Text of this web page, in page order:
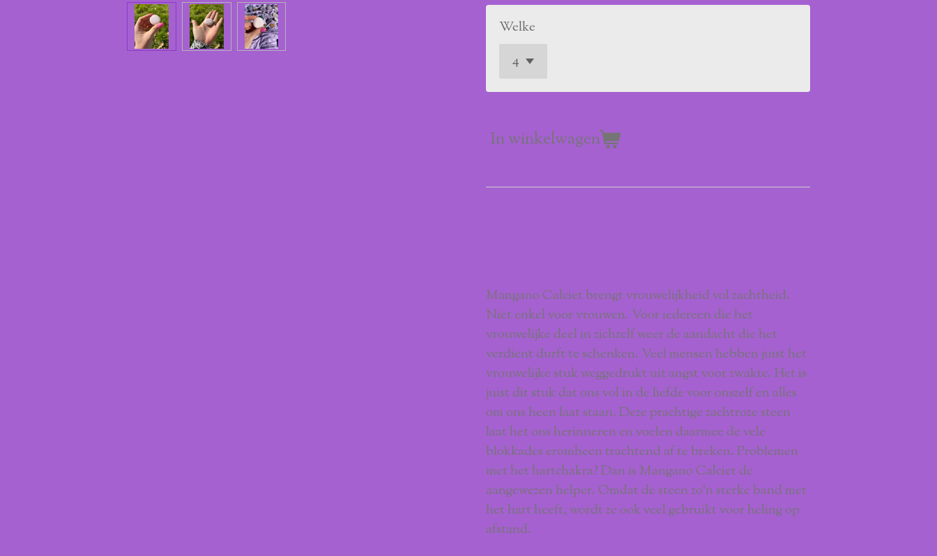
Welke
In winkelwagen
Mangano Calciet brengt vrouwelijkheid vol zachtheid.
Niet enkel voor vrouwen. Voor iedereen die het
vrouwelijke deel in zichzelf weer de aandacht die het
verdient durft te schenken. Veel mensen hebben juist het
vrouwelijke stuk weggedrukt uit angst voor zwakte. Het is
juist dit stuk dat ons vol in de liefde voor onszelf en alles
om ons heen laat staan. Deze prachtige zachtroze steen
laat het ons herinneren en voelen daarmee de vele
blokkades eromheen trachtend af te breken. Problemen
met het hartchakra? Dan is Mangano Calciet de
aangewezen helper. Omdat de steen zo’n sterke band met
het hart heeft, wordt ze ook veel gebruikt voor heling op
afstand.